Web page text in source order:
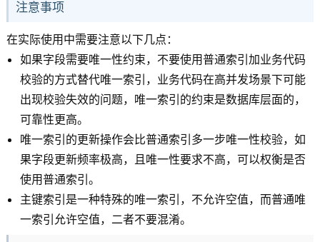
注意事项
在实际使用中需要注意以下几点：
如果字段需要唯一性约束，不要使用普通索引加业务代码
校验的方式替代唯一索引，业务代码在高并发场景下可能
出现校验失效的问题，唯一索引的约束是数据库层面的，
可靠性更高。
唯一索引的更新操作会比普通索引多一步唯一性校验，如
果字段更新频率极高，且唯一性要求不高，可以权衡是否
使用普通索引。
主键索引是一种特殊的唯一索引，不允许空值，而普通唯
一索引允许空值，二者不要混淆。